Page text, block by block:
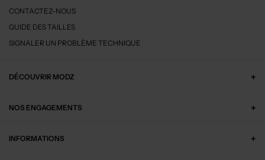
CONTACTEZ-NOUS
GUIDE DES TAILLES
SIGNALER UN PROBLÈME TECHNIQUE
DÉCOUVRIR MODZ
NOS ENGAGEMENTS
INFORMATIONS